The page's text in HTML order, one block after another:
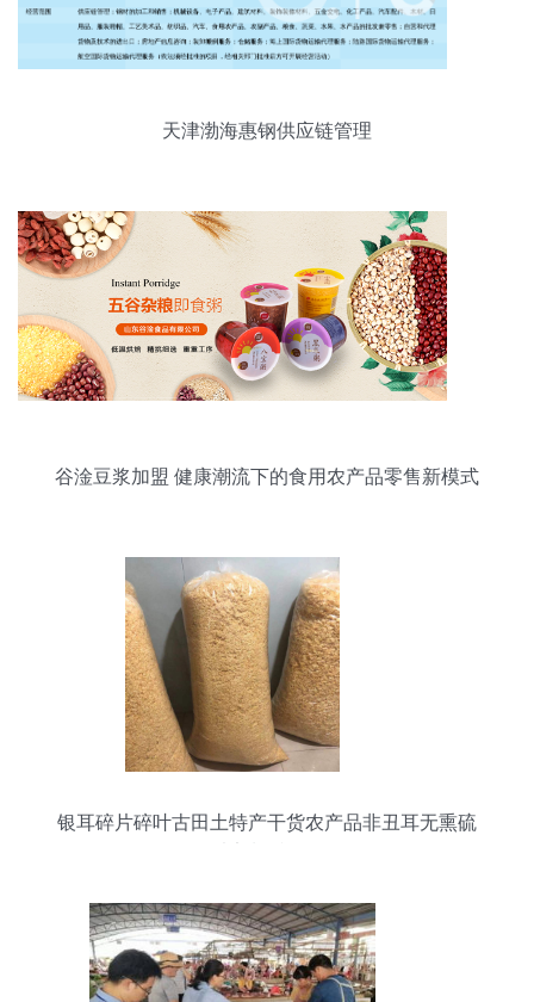
天津渤海惠钢供应链管理
谷淦豆浆加盟 健康潮流下的食用农产品零售新模式
银耳碎片碎叶古田土特产干货农产品非丑耳无熏硫